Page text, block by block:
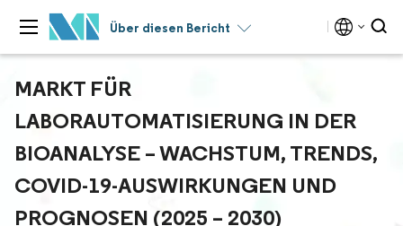
Über diesen Bericht
MARKT FÜR
LABORAUTOMATISIERUNG IN DER
BIOANALYSE – WACHSTUM, TRENDS,
COVID-19-AUSWIRKUNGEN UND
PROGNOSEN (2025 – 2030)